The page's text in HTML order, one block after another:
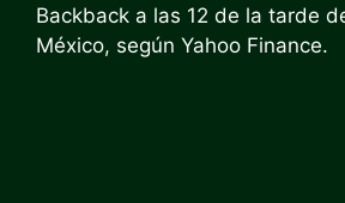
Backback a las 12 de la tarde
México, según Yahoo Finance.